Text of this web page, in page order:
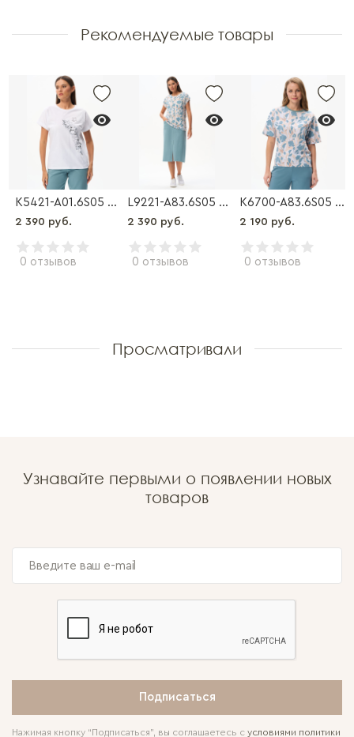
Рекомендуемые товары
K5421-A01.6S05 Футболка
2 390 руб.
0 отзывов
L9221-A83.6S05 Футболка
2 390 руб.
0 отзывов
K6700-A83.6S05 Футболка
2 190 руб.
0 отзывов
Просматривали
Узнавайте первыми о появлении новых
товаров
Подписаться
Нажимая кнопку “Подписаться”, вы соглашаетесь с условиями политики